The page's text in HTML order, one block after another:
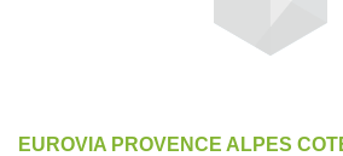
EUROVIA PROVENCE ALPES